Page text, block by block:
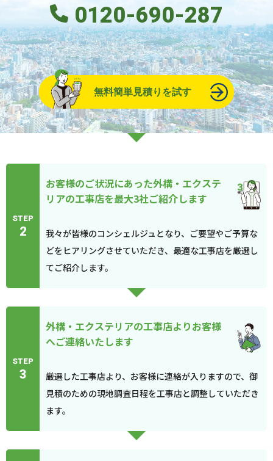
0120-690-287
無料簡単見積りを試す
STEP
2
お客様のご状況にあった外構・エクステ
リアの工事店を最大3社ご紹介します
我々が皆様のコンシェルジュとなり、ご要望やご予算な
どをヒアリングさせていただき、最適な工事店を厳選し
てご紹介します。
STEP
3
外構・エクステリアの工事店よりお客様
へご連絡いたします
厳選した工事店より、お客様に連絡が入りますので、御
見積のための現地調査日程を工事店と調整していただき
ます。